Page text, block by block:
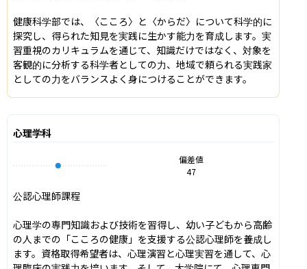
健康科学部では、〈こころ〉と〈からだ〉について科学的に
探究し、得られた知見を実践に生かす能力を育成します。実
習重視のカリキュラムを通じて、知識だけではなく、対象を
客観的に分析する科学者としての力、地域で頼られる実践家
としての力をバランスよく身につけることができます。
心理学科
偏差値
47
公認心理師課程
心理学の専門知識および技術を習得し、幼い子どもから高齢
の人までの「こころの健康」を支援する公認心理師を養成し
ます。資格取得希望者は、心理演習と心理実習を通して、心